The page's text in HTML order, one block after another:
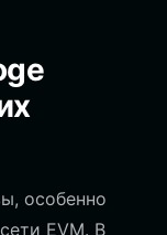
особенно
EVM. В